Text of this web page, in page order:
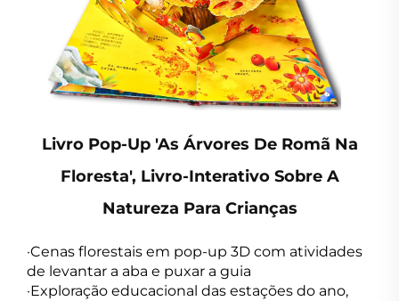
Livro Pop-Up 'As Árvores De Romã Na
Floresta', Livro-Interativo Sobre A
Natureza Para Crianças
·Cenas florestais em pop-up 3D com atividades
de levantar a aba e puxar a guia
·Exploração educacional das estações do ano,